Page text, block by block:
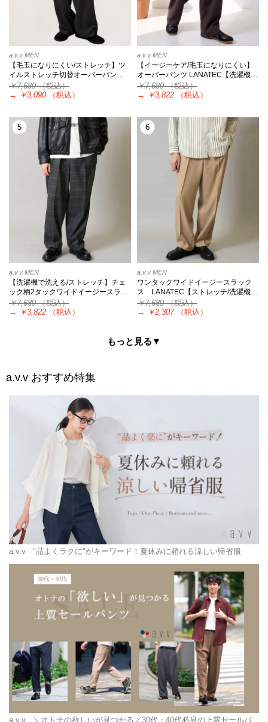
a.v.v MEN
【毛玉になりにくい/ストレッチ】ツ
イルストレッチ切替オーバーパン…
￥7,689（税込）
→
￥3,090 （税込）
a.v.v MEN
【イージーケア/毛玉になりにくい】
オーバーパンツ LANATEC【洗濯機…
￥7,689（税込）
→
￥3,822 （税込）
5
a.v.v MEN
【洗濯機で洗える/ストレッチ】チェ
ック柄2タックワイドイージースラ…
￥7,689（税込）
→
￥3,822 （税込）
6
a.v.v MEN
ワンタックワイドイージースラック
ス LANATEC【ストレッチ/洗濯機…
￥7,689（税込）
→
￥2,307 （税込）
もっと見る▼
a.v.v おすすめ特集
a.v.v "品よくラクに"がキーワード！夏休みに頼れる涼しい帰省服
a.v.v ＼オトナの欲しいが見つかる／30代・40代必見の上質セールパ